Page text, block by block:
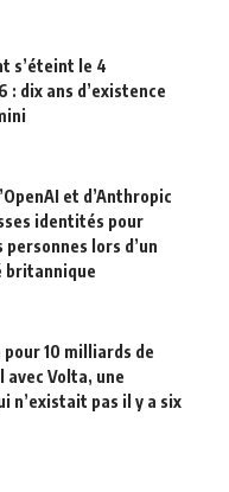
s’éteint le 4
: dix ans d’existence
et d’Anthropic
identités pour
lors d’un
britannique
10 milliards de
avec Volta, une
n’existait pas il y a six